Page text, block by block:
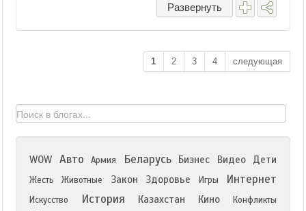
Развернуть
1 2 3 4 следующая
WOW Авто Армия Беларусь Бизнес Видео Дети
Жесть Животные Закон Здоровье Игры Интернет
Искусство История Казахстан Кино Конфликты